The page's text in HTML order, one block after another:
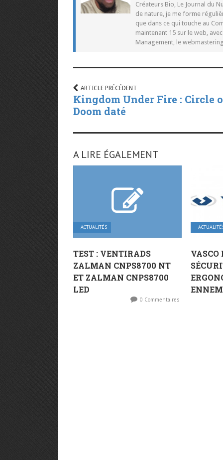
Créateurs Bio, Le Journal du
de nature, je me forme
que dans ce qui touche au
maintenant 15 sur le web,
Management, le
ARTICLE PRÉCÉDENT
Kingdom Under Fire : Circle
Doom daté
A LIRE ÉGALEMENT
ACTUALITÉS
TEST : VENTIRADS
ZALMAN CNPS8700 NT
ET ZALMAN CNPS8700
LED
0 Commentaires
VASCO